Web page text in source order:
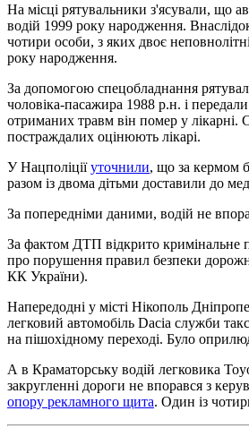
На місці рятувальники з'ясували, що
водій 1999 року народження.
чотири особи, з яких двоє
року народження.
За допомогою спецобладнання
чоловіка-пасажира 1988 р.н. і
отриманих травм він помер у лікарні.
постраждалих оцінюють лікарі.
У Нацполіціїуточнили, що за кермом
разом із двома дітьми доставили до
За попередніми даними, водій не
За фактом ДТП відкрито кримінальне
про порушення правил безпеки
КК України).
Напередодні у місті Нікополь
легковий автомобіль Dacia служби
на пішохідному переході. Було
А в Краматорську водій легковика
закругленні дороги не впорався з
опору рекламного щита. Один із